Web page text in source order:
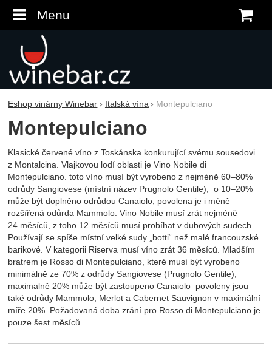
Menu
Eshop vinárny Winebar Italská vína Montepulciano
Montepulciano
Klasické červené víno z Toskánska konkurující svému sousedovi
z Montalcina. Vlajkovou lodí oblasti je Vino Nobile di
Montepulciano. toto víno musí být vyrobeno z nejméně 60–80%
odrůdy Sangiovese (místní název Prugnolo Gentile), o 10–20%
může být doplněno odrůdou Canaiolo, povolena je i méně
rozšířená odůrda Mammolo. Vino Nobile musí zrát nejméně
24 měsíců, z toho 12 měsíců musí probíhat v dubových sudech.
Používají se spíše místní velké sudy „botti“ než malé francouzské
barikové. V kategorii Riserva musí víno zrát 36 měsíců. Mladším
bratrem je Rosso di Montepulciano, které musí být vyrobeno
minimálně ze 70% z odrůdy Sangiovese (Prugnolo Gentile),
maximalně 20% může být zastoupeno Canaiolo povoleny jsou
také odrůdy Mammolo, Merlot a Cabernet Sauvignon v maximální
míře 20%. Požadovaná doba zrání pro Rosso di Montepulciano je
pouze šest měsíců.